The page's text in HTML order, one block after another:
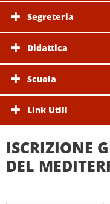
Segreteria
Didattica
Scuola
Link Utili
ISCRIZIONE
DEL